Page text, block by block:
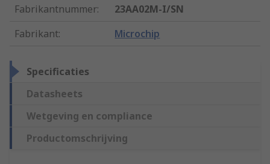
Fabrikantnummer:
23AA02M-I/SN
Fabrikant: Microchip
Specificaties
Datasheets
Wetgeving en compliance
Productomschrijving